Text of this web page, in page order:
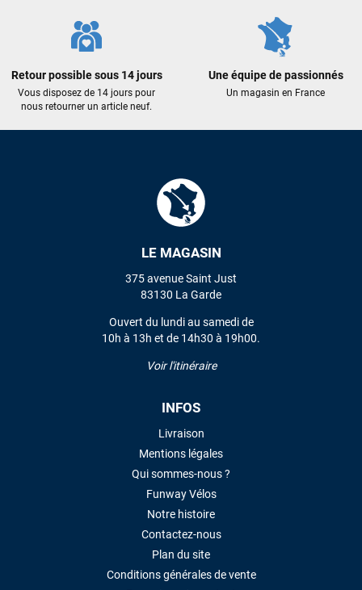
Retour possible sous 14 jours
Vous disposez de 14 jours pour
nous retourner un article neuf.
Une équipe de passionnés
Un magasin en France
LE MAGASIN
375 avenue Saint Just
83130 La Garde
Ouvert du lundi au samedi de
10h à 13h et de 14h30 à 19h00.
Voir l'itinéraire
INFOS
Livraison
Mentions légales
Qui sommes-nous ?
Funway Vélos
Notre histoire
Contactez-nous
Plan du site
Conditions générales de vente
L'envoi a été rapide. La voile est arrivée en super état.
Mauruuru roa.
VOIR TOUS LES AVIS